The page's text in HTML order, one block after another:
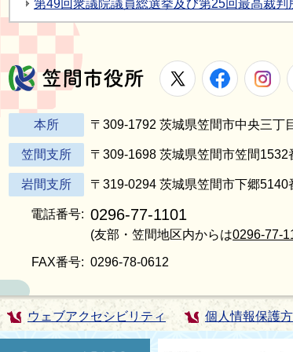
第49回衆議院議員総選挙及び第25回最高裁
笠間市役所
X
本所 〒309-1792 茨城県笠間市中央三丁
笠間支所 〒309-1698 茨城県笠間市笠間1532
岩間支所 〒319-0294 茨城県笠間市下郷5140
電話番号: 0296-77-1101
(友部・笠間地区内からは0296-77-
FAX番号: 0296-78-0612
ウェブアクセシビリティ 個人情報保護